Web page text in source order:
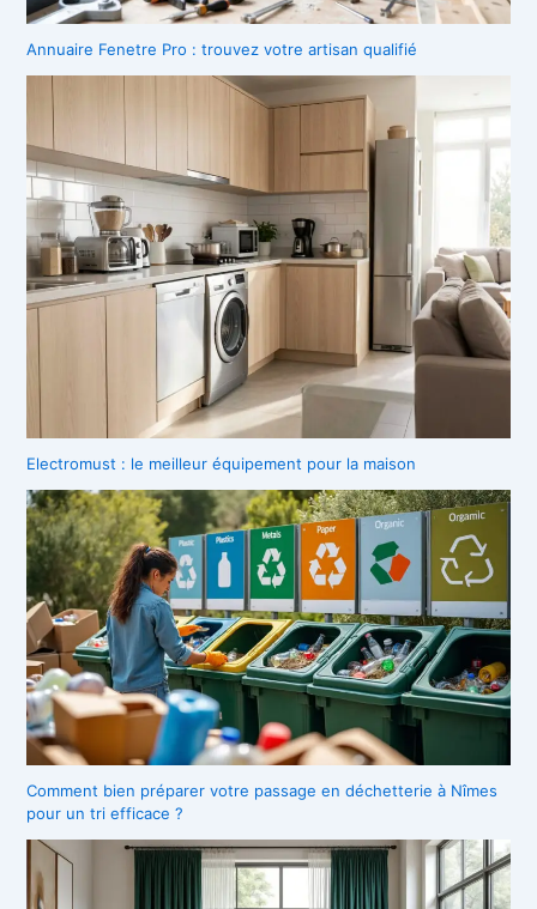
Annuaire Fenetre Pro : trouvez votre artisan qualifié
Electromust : le meilleur équipement pour la maison
Comment bien préparer votre passage en déchetterie à Nîmes
pour un tri efficace ?